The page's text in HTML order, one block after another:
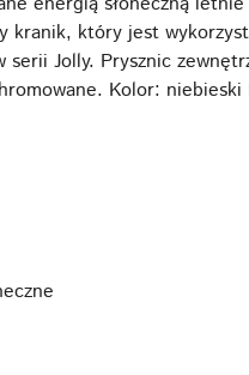
który jest
Jolly. Prysznic
Kolor: